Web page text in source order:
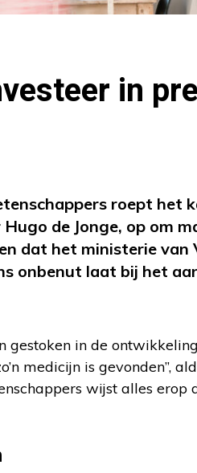
in
roept het
de Jonge, op om
dat het ministerie van
onbenut laat bij het
in de
medicijn is gevonden”,
wijst alles erop